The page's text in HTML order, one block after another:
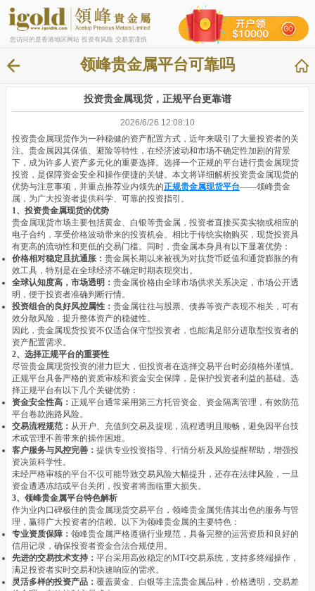
您访问的是香港地区网站 投资有风险 交易需谨慎
领峰贵金属平台可靠吗
投资贵金属现货，正规平台更靠谱
2026/6/26 12:08:10
投资贵金属现货作为一种稳健的资产配置方式，近年来吸引了大量投资者的关
注。贵金属因其保值、避险等特性，在经济波动和市场不确定性加剧的背景
下，成为许多人资产多元化的重要选择。选择一个正规的平台进行贵金属现货
投资，是保障资金安全和操作便捷的关键。本文将详细解析投资贵金属现货的
优势与注意事项，并重点推荐业内领先的正规贵金属现货平台——领峰贵金
属，为广大投资者提供科学、可靠的投资指引。
1、投资贵金属现货的优势
贵金属现货市场主要包括黄金、白银等贵金属，投资者直接买卖实物或相应的
电子合约，享受价格波动带来的投资机会。相比于传统实物购买，现货投资具
有更高的流动性和更低的交易门槛。同时，贵金属本身具有以下显著优势：
价格相对稳定且抗通胀： 贵金属长期以来被视为对抗货币贬值和通货膨胀的有
效工具，特别是在全球经济不确定时期表现突出。
全球认知度高，市场透明： 贵金属价格由全球市场供求关系决定，市场公开透
明，便于投资者准确判断行情。
投资组合的良好风控属性： 贵金属往往与股票、债券等资产表现不相关，可有
效分散风险，提升整体资产的稳健性。
因此，贵金属现货投资不仅适合保守型投资者，也能满足部分进取型投资者的
资产配置需求。
2、选择正规平台的重要性
尽管贵金属现货投资的潜力巨大，但投资者在选择交易平台时必须格外谨慎。
正规平台具备严格的资质审核和资金安全保障，是保护投资者利益的基础。选
择正规平台有以下几个关键优势：
资金安全性高： 正规平台通常采用第三方托管资金、资金隔离管理，有效防范
平台卷款跑路风险。
交易流程规范： 从开户、充值到交易及提现，流程透明且顺畅，避免因平台技
术或管理不善带来的操作困难。
客户服务与风控完善： 提供专业投资指导、行情分析及风险提醒帮助，增强投
资决策科学性。
未经严格审核的平台不仅可能导致交易风险大幅提升，还存在法律风险，一旦
资金遭遇冻结或平台关闭，投资者将面临重大损失。
3、领峰贵金属平台特色解析
作为业内口碑极佳的贵金属现货交易平台，领峰贵金属凭借其出色的服务与管
理，赢得广大投资者的信赖。以下为领峰贵金属的主要特色：
专业资质保障： 领峰贵金属严格遵循行业规范，具备完整的运营资质和良好的
信用记录，确保投资者资金合法合规使用。
先进的交易技术支持： 平台采用高效稳定的MT4交易系统，支持多终端操作，
满足投资者实时交易和快速响应的需求。
灵活多样的投资产品： 覆盖黄金、白银等主流贵金属品种，价格透明，交易差